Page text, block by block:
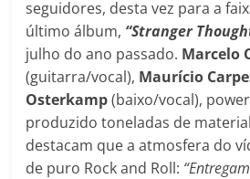
seguidores, desta vez para a
último álbum, “Stranger
julho do ano passado. Marcelo
(guitarra/vocal), Maurício
Osterkamp(baixo/vocal),
produzido toneladas de
destacam que a atmosfera do
de puro Rock and Roll: